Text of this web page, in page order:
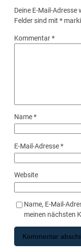
Deine E-Mail-
Felder sind mit*
Kommentar*
Name*
E-Mail-Adresse*
Website
Name, E-Mail-
meinen nächsten